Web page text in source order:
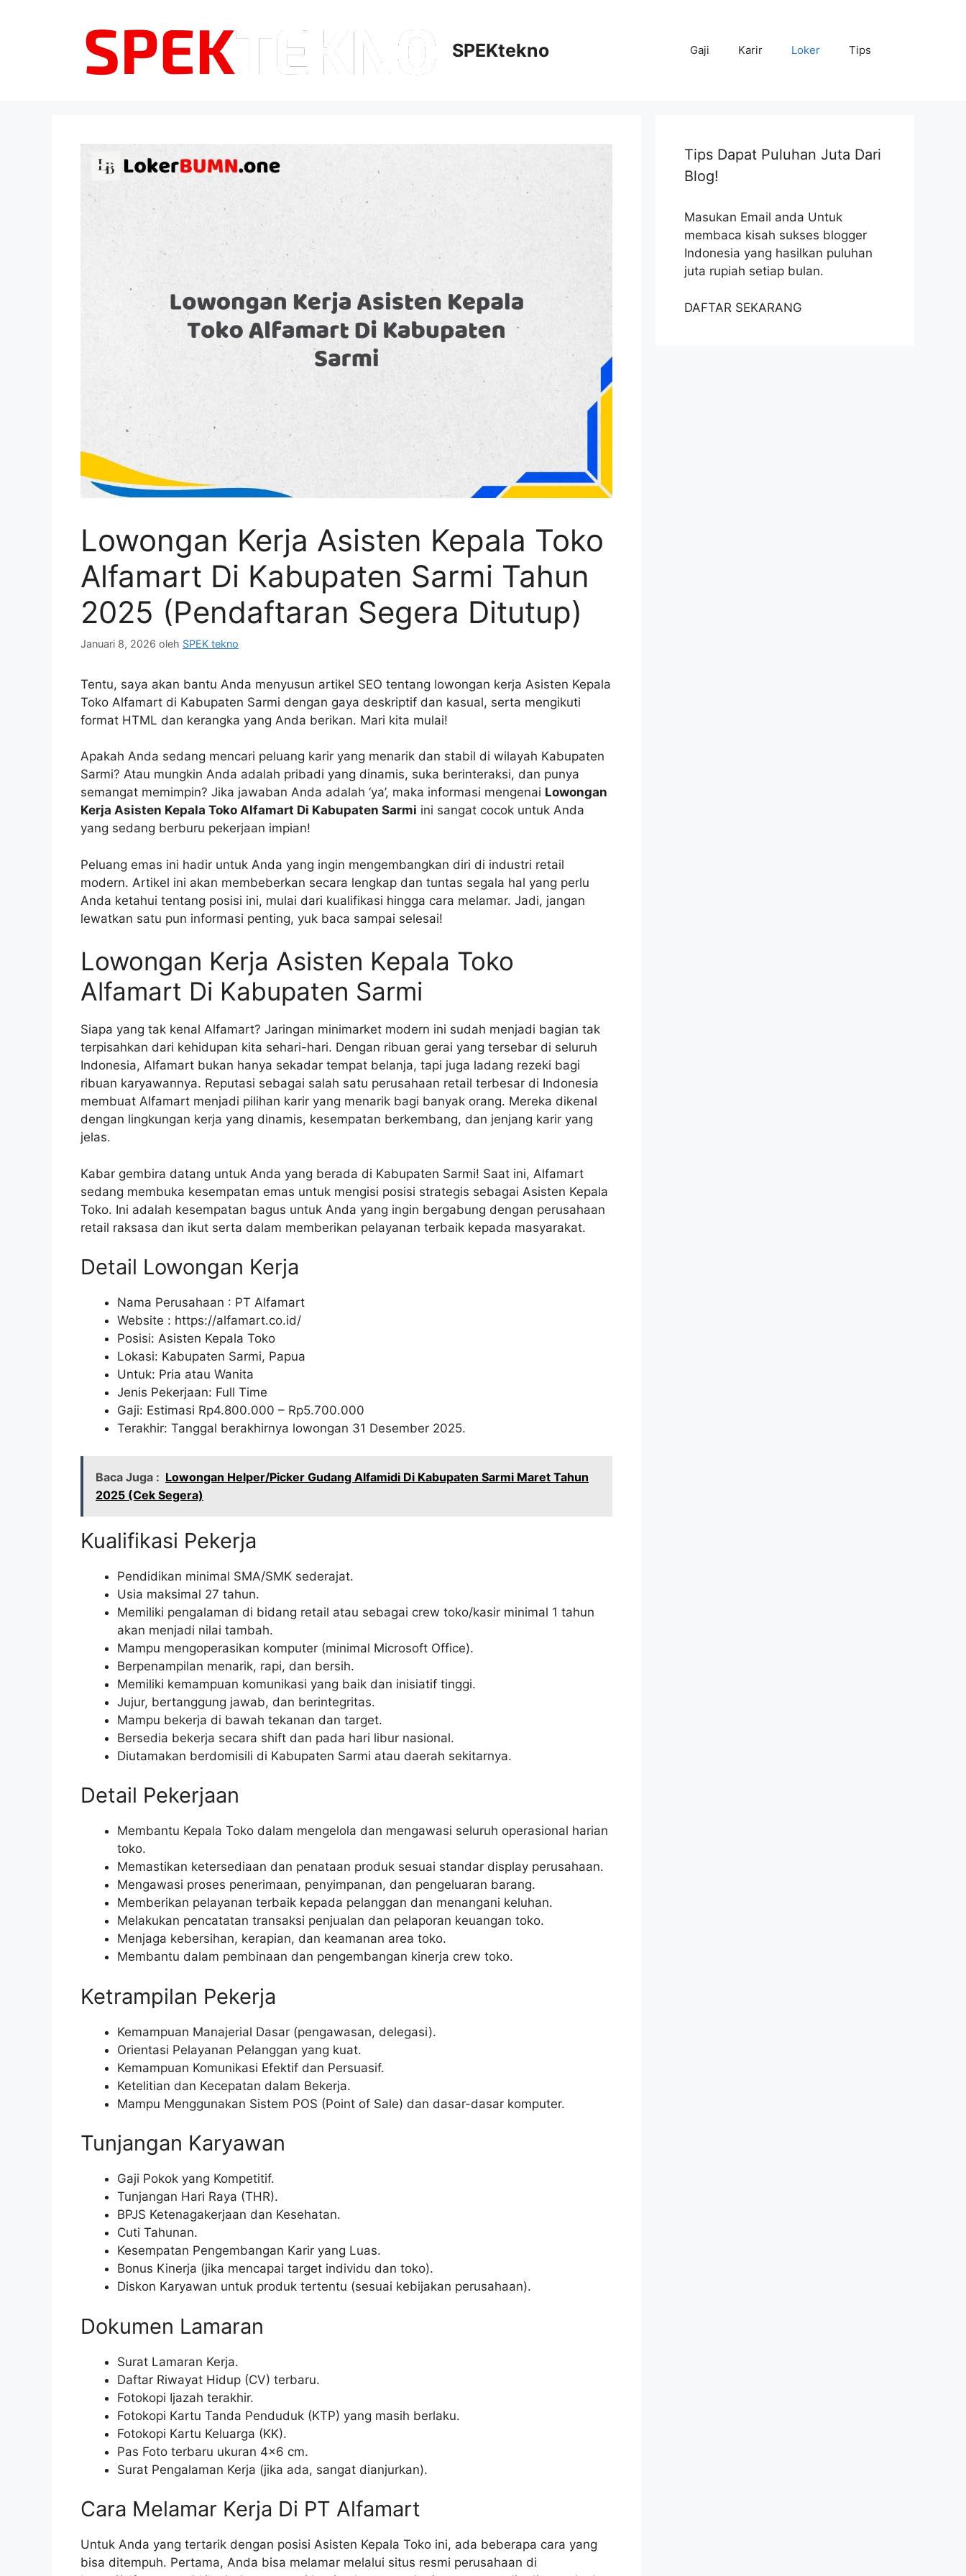
SPEKtekno Gaji Karir Loker Tips
Lowongan Kerja Asisten Kepala Toko
Alfamart Di Kabupaten Sarmi Tahun
2025 (Pendaftaran Segera Ditutup)
Januari 8, 2026 oleh SPEK tekno
Tentu, saya akan bantu Anda menyusun artikel SEO tentang lowongan kerja Asisten Kepala
Toko Alfamart di Kabupaten Sarmi dengan gaya deskriptif dan kasual, serta mengikuti
format HTML dan kerangka yang Anda berikan. Mari kita mulai!
Apakah Anda sedang mencari peluang karir yang menarik dan stabil di wilayah Kabupaten
Sarmi? Atau mungkin Anda adalah pribadi yang dinamis, suka berinteraksi, dan punya
semangat memimpin? Jika jawaban Anda adalah ‘ya’, maka informasi mengenai Lowongan
Kerja Asisten Kepala Toko Alfamart Di Kabupaten Sarmi ini sangat cocok untuk Anda
yang sedang berburu pekerjaan impian!
Peluang emas ini hadir untuk Anda yang ingin mengembangkan diri di industri retail
modern. Artikel ini akan membeberkan secara lengkap dan tuntas segala hal yang perlu
Anda ketahui tentang posisi ini, mulai dari kualifikasi hingga cara melamar. Jadi, jangan
lewatkan satu pun informasi penting, yuk baca sampai selesai!
Lowongan Kerja Asisten Kepala Toko
Alfamart Di Kabupaten Sarmi
Siapa yang tak kenal Alfamart? Jaringan minimarket modern ini sudah menjadi bagian tak
terpisahkan dari kehidupan kita sehari-hari. Dengan ribuan gerai yang tersebar di seluruh
Indonesia, Alfamart bukan hanya sekadar tempat belanja, tapi juga ladang rezeki bagi
ribuan karyawannya. Reputasi sebagai salah satu perusahaan retail terbesar di Indonesia
membuat Alfamart menjadi pilihan karir yang menarik bagi banyak orang. Mereka dikenal
dengan lingkungan kerja yang dinamis, kesempatan berkembang, dan jenjang karir yang
jelas.
Kabar gembira datang untuk Anda yang berada di Kabupaten Sarmi! Saat ini, Alfamart
sedang membuka kesempatan emas untuk mengisi posisi strategis sebagai Asisten Kepala
Toko. Ini adalah kesempatan bagus untuk Anda yang ingin bergabung dengan perusahaan
retail raksasa dan ikut serta dalam memberikan pelayanan terbaik kepada masyarakat.
Detail Lowongan Kerja
Nama Perusahaan : PT Alfamart
Website : https://alfamart.co.id/
Posisi: Asisten Kepala Toko
Lokasi: Kabupaten Sarmi, Papua
Untuk: Pria atau Wanita
Jenis Pekerjaan: Full Time
Gaji: Estimasi Rp4.800.000 – Rp5.700.000
Terakhir: Tanggal berakhirnya lowongan 31 Desember 2025.
Baca Juga : Lowongan Helper/Picker Gudang Alfamidi Di Kabupaten Sarmi Maret Tahun
2025 (Cek Segera)
Kualifikasi Pekerja
Pendidikan minimal SMA/SMK sederajat.
Usia maksimal 27 tahun.
Memiliki pengalaman di bidang retail atau sebagai crew toko/kasir minimal 1 tahun
akan menjadi nilai tambah.
Mampu mengoperasikan komputer (minimal Microsoft Office).
Berpenampilan menarik, rapi, dan bersih.
Memiliki kemampuan komunikasi yang baik dan inisiatif tinggi.
Jujur, bertanggung jawab, dan berintegritas.
Mampu bekerja di bawah tekanan dan target.
Bersedia bekerja secara shift dan pada hari libur nasional.
Diutamakan berdomisili di Kabupaten Sarmi atau daerah sekitarnya.
Detail Pekerjaan
Membantu Kepala Toko dalam mengelola dan mengawasi seluruh operasional harian
toko.
Memastikan ketersediaan dan penataan produk sesuai standar display perusahaan.
Mengawasi proses penerimaan, penyimpanan, dan pengeluaran barang.
Memberikan pelayanan terbaik kepada pelanggan dan menangani keluhan.
Melakukan pencatatan transaksi penjualan dan pelaporan keuangan toko.
Menjaga kebersihan, kerapian, dan keamanan area toko.
Membantu dalam pembinaan dan pengembangan kinerja crew toko.
Ketrampilan Pekerja
Kemampuan Manajerial Dasar (pengawasan, delegasi).
Orientasi Pelayanan Pelanggan yang kuat.
Kemampuan Komunikasi Efektif dan Persuasif.
Ketelitian dan Kecepatan dalam Bekerja.
Mampu Menggunakan Sistem POS (Point of Sale) dan dasar-dasar komputer.
Tunjangan Karyawan
Gaji Pokok yang Kompetitif.
Tunjangan Hari Raya (THR).
BPJS Ketenagakerjaan dan Kesehatan.
Cuti Tahunan.
Kesempatan Pengembangan Karir yang Luas.
Bonus Kinerja (jika mencapai target individu dan toko).
Diskon Karyawan untuk produk tertentu (sesuai kebijakan perusahaan).
Dokumen Lamaran
Surat Lamaran Kerja.
Daftar Riwayat Hidup (CV) terbaru.
Fotokopi Ijazah terakhir.
Fotokopi Kartu Tanda Penduduk (KTP) yang masih berlaku.
Fotokopi Kartu Keluarga (KK).
Pas Foto terbaru ukuran 4×6 cm.
Surat Pengalaman Kerja (jika ada, sangat dianjurkan).
Cara Melamar Kerja Di PT Alfamart
Untuk Anda yang tertarik dengan posisi Asisten Kepala Toko ini, ada beberapa cara yang
bisa ditempuh. Pertama, Anda bisa melamar melalui situs resmi perusahaan di
Tips Dapat Puluhan Juta Dari
Blog!
Masukan Email anda Untuk
membaca kisah sukses blogger
Indonesia yang hasilkan puluhan
juta rupiah setiap bulan.
DAFTAR SEKARANG